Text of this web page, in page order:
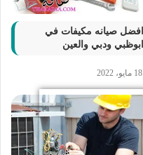
افضل صيانه مكيفات في
ابوظبي ودبي والعين
18 مايو، 2022